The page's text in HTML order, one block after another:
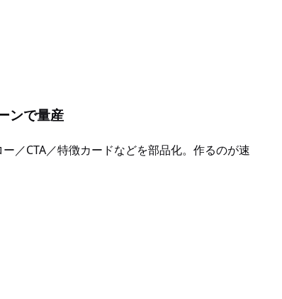
ンで量産
ー／CTA／特徴カードなどを部品化。作るのが速